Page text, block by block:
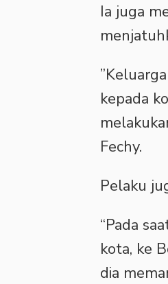
‎Ia juga
kepada
Fechy.
‎Pelaku
“Pada
kota, ke
dia